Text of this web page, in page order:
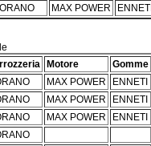
MAX POWER ENNETI
Motore Gomme
MAX POWER ENNETI
MAX POWER
ENNETI
MAX POWER ENNETI